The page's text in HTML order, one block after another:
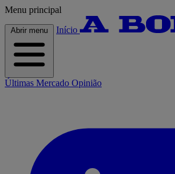
Menu principal
Abrir menu Início
Últimas Mercado Opinião